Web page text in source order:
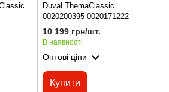
Duval ThemaClassic
0020200395 0020171222
10 199 грн/шт.
В наявності
Оптові ціни
Купити